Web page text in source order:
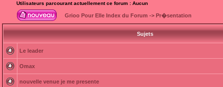
Utilisateurs parcourant actuellement ce forum : Aucun
Grioo Pour Elle Index du Forum -> Pr�sentation
Sujets
Le leader
Omax
nouvelle venue je me presente